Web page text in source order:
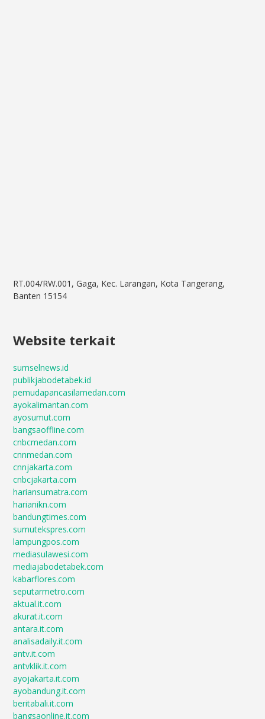
RT.004/RW.001, Gaga, Kec. Larangan, Kota Tangerang,
Banten 15154
Website terkait
sumselnews.id
publikjabodetabek.id
pemudapancasilamedan.com
ayokalimantan.com
ayosumut.com
bangsaoffline.com
cnbcmedan.com
cnnmedan.com
cnnjakarta.com
cnbcjakarta.com
hariansumatra.com
harianikn.com
bandungtimes.com
sumutekspres.com
lampungpos.com
mediasulawesi.com
mediajabodetabek.com
kabarflores.com
seputarmetro.com
aktual.it.com
akurat.it.com
antara.it.com
analisadaily.it.com
antv.it.com
antvklik.it.com
ayojakarta.it.com
ayobandung.it.com
beritabali.it.com
bangsaonline.it.com